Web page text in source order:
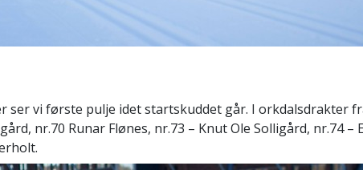
ser vi første pulje idet startskuddet går. I orkdalsdrakter
nr.70 Runar Flønes, nr.73 – Knut Ole Solligård, nr.74 –